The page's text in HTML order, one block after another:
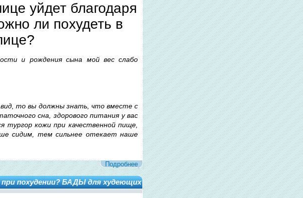
уйдет благодаря
ли похудеть в
и рождения сына мой вес слабо
то вы должны знать, что вместе с
сна, здорового питания у вас
кожи при качественной пище,
сидим, тем сильнее отекает наше
Подробнее
похудении? БАДЫ для худеющих